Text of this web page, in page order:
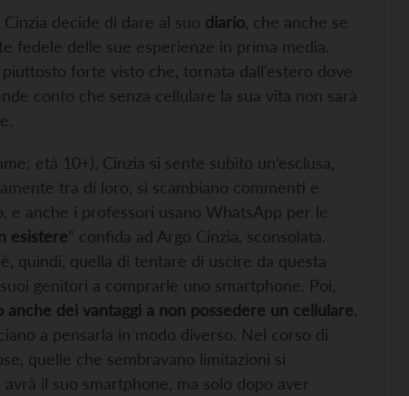
decide di dare al suo diario , che anche se
fedele delle sue esperienze in prima media.
forte visto che, tornata dall’estero dove
conto che senza cellulare la sua vita non sarà
età 10+), Cinzia si sente subito un’esclusa,
tra di loro, si scambiano commenti e
e anche i professori usano WhatsApp per le
esistere” confida ad Argo Cinzia, sconsolata.
quindi, quella di tentare di uscire da questa
genitori a comprarle uno smartphone. Poi,
anche dei vantaggi a non possedere un cellulare
a pensarla in modo diverso. Nel corso di
quelle che sembravano limitazioni si
il suo smartphone, ma solo dopo aver